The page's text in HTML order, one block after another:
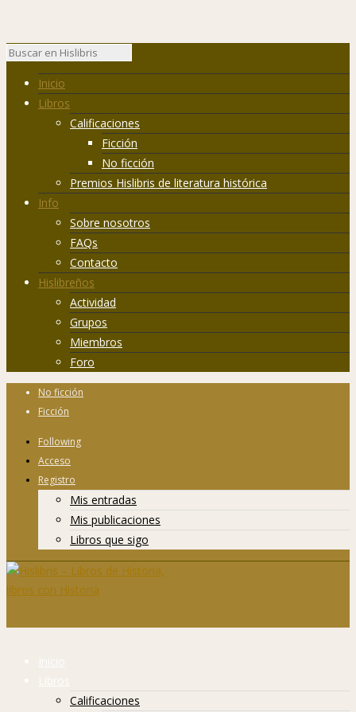
Inicio
Libros
Calificaciones
Ficción
No ficción
Premios Hislibris de literatura histórica
Info
Sobre nosotros
FAQs
Contacto
Hislibreños
Actividad
Grupos
Miembros
Foro
No ficción
Ficción
Following
Acceso
Registro
Mis entradas
Mis publicaciones
Libros que sigo
Inicio
Libros
Calificaciones